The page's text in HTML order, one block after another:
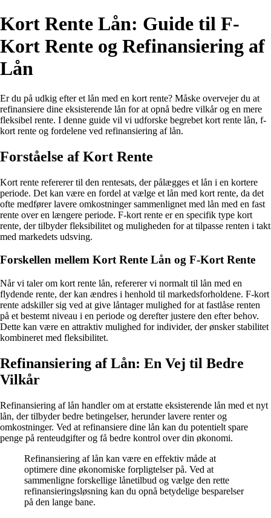
Kort Rente Lån: Guide til F-
Kort Rente og Refinansiering af
Lån
Er du på udkig efter et lån med en kort rente? Måske overvejer du at
refinansiere dine eksisterende lån for at opnå bedre vilkår og en mere
fleksibel rente. I denne guide vil vi udforske begrebet kort rente lån, f-
kort rente og fordelene ved refinansiering af lån.
Forståelse af Kort Rente
Kort rente refererer til den rentesats, der pålægges et lån i en kortere
periode. Det kan være en fordel at vælge et lån med kort rente, da det
ofte medfører lavere omkostninger sammenlignet med lån med en fast
rente over en længere periode. F-kort rente er en specifik type kort
rente, der tilbyder fleksibilitet og muligheden for at tilpasse renten i takt
med markedets udsving.
Forskellen mellem Kort Rente Lån og F-Kort Rente
Når vi taler om kort rente lån, refererer vi normalt til lån med en
flydende rente, der kan ændres i henhold til markedsforholdene. F-kort
rente adskiller sig ved at give låntager mulighed for at fastlåse renten
på et bestemt niveau i en periode og derefter justere den efter behov.
Dette kan være en attraktiv mulighed for individer, der ønsker stabilitet
kombineret med fleksibilitet.
Refinansiering af Lån: En Vej til Bedre
Vilkår
Refinansiering af lån handler om at erstatte eksisterende lån med et nyt
lån, der tilbyder bedre betingelser, herunder lavere renter og
omkostninger. Ved at refinansiere dine lån kan du potentielt spare
penge på renteudgifter og få bedre kontrol over din økonomi.
Refinansiering af lån kan være en effektiv måde at
optimere dine økonomiske forpligtelser på. Ved at
sammenligne forskellige lånetilbud og vælge den rette
refinansieringsløsning kan du opnå betydelige besparelser
på den lange bane.